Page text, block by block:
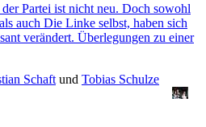
Partei ist nicht neu. Doch sowohl
auch Die Linke selbst, haben sich
verändert. Überlegungen zu einer
Schaft und Tobias Schulze